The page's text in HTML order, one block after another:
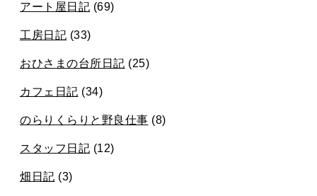
アート屋日記 (69)
工房日記 (33)
おひさまの台所日記 (25)
カフェ日記 (34)
のらりくらりと野良仕事 (8)
スタッフ日記 (12)
畑日記 (3)